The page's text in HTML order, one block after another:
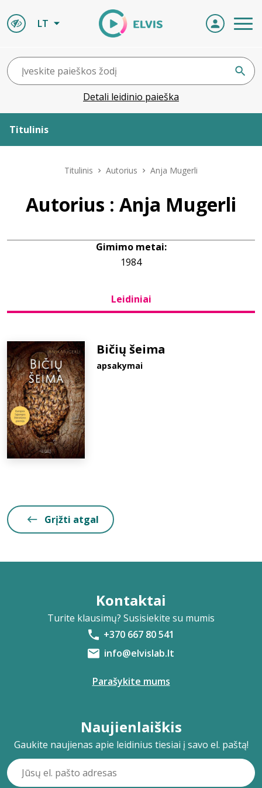
LT
Detali leidinio paieška
Titulinis
Leidiniai
Titulinis Autorius Anja Mugerli
Autorius : Anja Mugerli
Gimimo metai:
1984
Leidiniai
Bičių šeima
apsakymai
Grįžti atgal
Kontaktai
Turite klausimų? Susisiekite su mumis
+370 667 80 541
info@elvislab.lt
Parašykite mums
Naujienlaiškis
Gaukite naujienas apie leidinius tiesiai į savo el. paštą!